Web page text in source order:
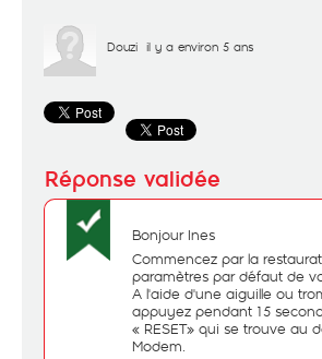
Douzi il y a environ 5 ans
Bonjour Ines
Commencez par la
paramètres par défaut de
A l'aide d'une aiguille ou
appuyez pendant 15
« RESET» qui se trouve au
Modem.